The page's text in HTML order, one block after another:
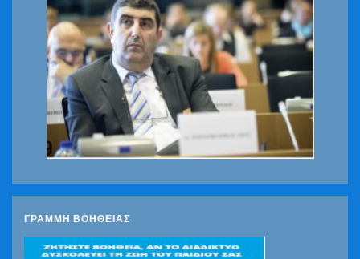
ΓΡΑΜΜΗ ΒΟΗΘΕΙΑΣ